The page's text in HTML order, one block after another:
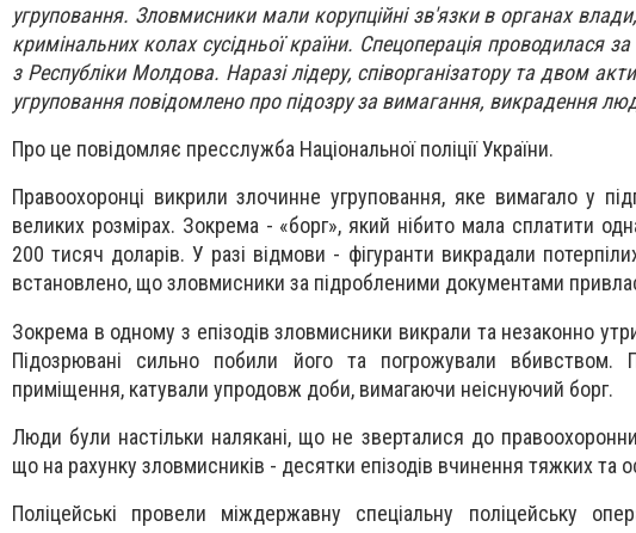
угруповання. Зловмисники мали корупційні зв'язки в органах
кримінальних колах сусідньої країни. Спецоперація проводилася
з Республіки Молдова. Наразі лідеру, співорганізатору та двом
угруповання повідомлено про підозру за вимагання, викрадення
Про це повідомляє пресслужба Національної поліції України.
Правоохоронці викрили злочинне угруповання, яке вимагало у
великих розмірах. Зокрема - «борг», який нібито мала сплатити
200 тисяч доларів. У разі відмови - фігуранти викрадали
встановлено, що зловмисники за підробленими документами
Зокрема в одному з епізодів зловмисники викрали та незаконно
Підозрювані сильно побили його та погрожували вбивством.
приміщення, катували упродовж доби, вимагаючи неіснуючий борг.
Люди були настільки налякані, що не зверталися до
що на рахунку зловмисників - десятки епізодів вчинення тяжких та
Поліцейські провели міждержавну спеціальну поліцейську